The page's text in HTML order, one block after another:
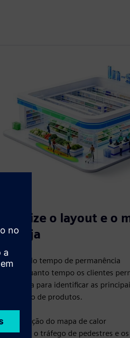
Otimize o layout e o
da loja
Análise do tempo de permanência
Avalie quanto tempo os clientes
cada área para identificar as
colocação de produtos.
Visualização do mapa de calor
Visualize o tráfego de pedestres e